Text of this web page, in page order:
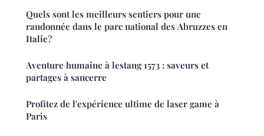
Quels sont les meilleurs sentiers pour une
randonnée dans le parc national des Abruzzes en
Italie?
Aventure humaine à lestang 1573 : saveurs et
partages à sancerre
Profitez de l'expérience ultime de laser game à
Paris